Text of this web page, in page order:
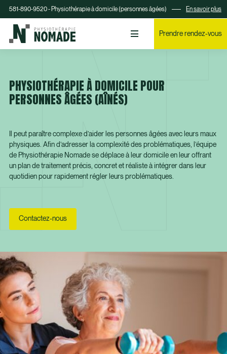
581-890-9520 - Physiothérapie à domicile (personnes âgées) En savoir plus
Prendre rendez-vous
PHYSIOTHÉRAPIE À DOMICILE POUR
PERSONNES ÂGÉES (AÎNÉS)
Il peut paraître complexe d’aider les personnes âgées avec leurs maux
physiques. Afin d’adresser la complexité des problématiques, l’équipe
de Physiothérapie Nomade se déplace à leur domicile en leur offrant
un plan de traitement précis, concret et réaliste à intégrer dans leur
quotidien pour rapidement régler leurs problématiques.
Contactez-nous